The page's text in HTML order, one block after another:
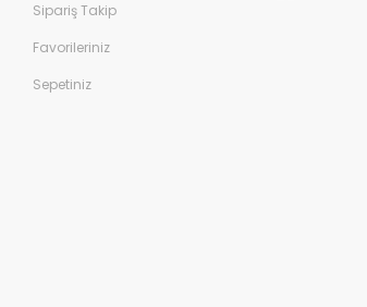
Sipariş Takip
Favorileriniz
Sepetiniz